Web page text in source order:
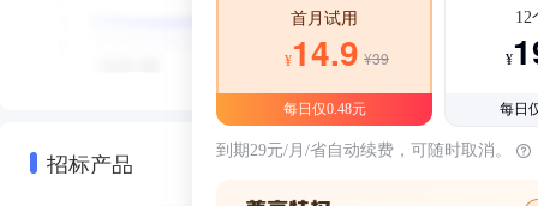
招标产品
首月试用
¥14.9 ¥39
每日仅0.48元
12
¥
每日
到期29元/月/省自动续费，可随时取消。